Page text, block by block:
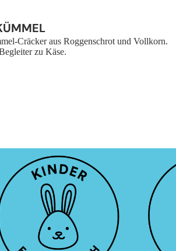
Cräcker aus Roggenschrot und Vollkorn.
zu Käse.